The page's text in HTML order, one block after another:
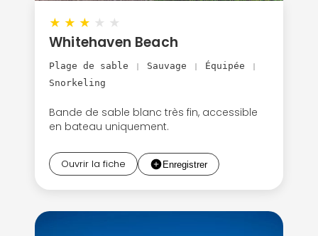
★ ★ ★ ★ ★
Whitehaven Beach
Plage de sable Sauvage Équipée
Snorkeling
Bande de sable blanc très fin, accessible
en bateau uniquement.
Ouvrir la fiche